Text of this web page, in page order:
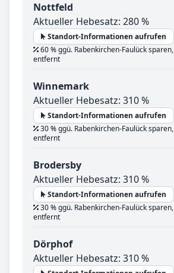
Nottfeld
Aktueller Hebesatz: 280 %
Standort-Informationen aufrufen
60 % ggü. Rabenkirchen-Faulück sparen,
entfernt
Winnemark
Aktueller Hebesatz: 310 %
Standort-Informationen aufrufen
30 % ggü. Rabenkirchen-Faulück sparen,
entfernt
Brodersby
Aktueller Hebesatz: 310 %
Standort-Informationen aufrufen
30 % ggü. Rabenkirchen-Faulück sparen,
entfernt
Dörphof
Aktueller Hebesatz: 310 %